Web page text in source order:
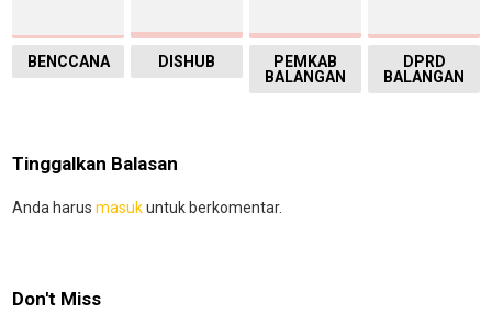
BENCCANA DISHUB
PEMKAB
BALANGAN
DPRD
BALANGAN
Tinggalkan Balasan
Anda harus masukuntuk berkomentar.
Don't Miss